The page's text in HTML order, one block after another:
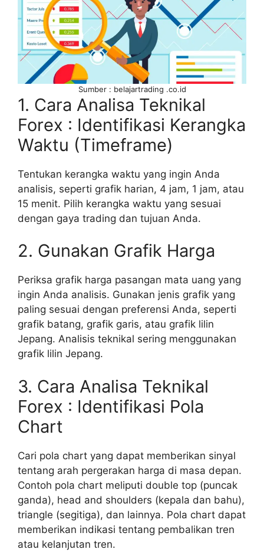
Sumber : belajartrading .co.id
1. Cara Analisa Teknikal
Forex : Identifikasi Kerangka
Waktu (Timeframe)
Tentukan kerangka waktu yang ingin Anda
analisis, seperti grafik harian, 4 jam, 1 jam, atau
15 menit. Pilih kerangka waktu yang sesuai
dengan gaya trading dan tujuan Anda.
2. Gunakan Grafik Harga
Periksa grafik harga pasangan mata uang yang
ingin Anda analisis. Gunakan jenis grafik yang
paling sesuai dengan preferensi Anda, seperti
grafik batang, grafik garis, atau grafik lilin
Jepang. Analisis teknikal sering menggunakan
grafik lilin Jepang.
3. Cara Analisa Teknikal
Forex : Identifikasi Pola
Chart
Cari pola chart yang dapat memberikan sinyal
tentang arah pergerakan harga di masa depan.
Contoh pola chart meliputi double top (puncak
ganda), head and shoulders (kepala dan bahu),
triangle (segitiga), dan lainnya. Pola chart dapat
memberikan indikasi tentang pembalikan tren
atau kelanjutan tren.